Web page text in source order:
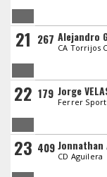
21 267 Alejandro
CA Torrijos
22 179 Jorge
Ferrer Sport
23 409 Jonnathan
CD Aguilera